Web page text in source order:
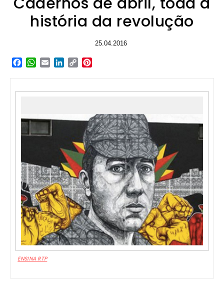
história da revolução
25.04.2016
Facebook
WhatsApp
EmailLinkedIn
Copy
ENSINA RTP